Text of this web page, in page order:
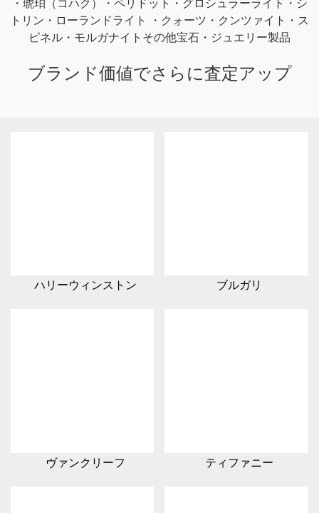
・琥珀（コハク）・ペリドット・グロシュラーライト・シ
トリン・ローランドライト ・クォーツ・クンツァイト・ス
ピネル・モルガナイト その他宝石・ジュエリー製品
ブランド価値でさらに査定アップ
ハリーウィンストン ブルガリ
ヴァンクリーフ ティファニー